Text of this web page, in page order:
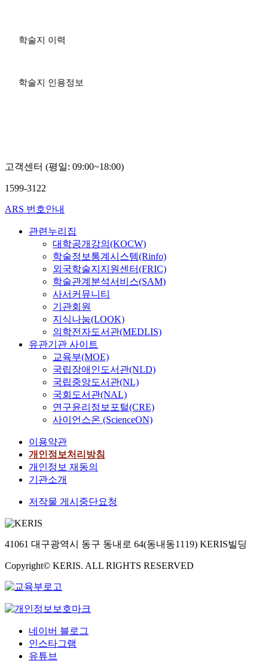
학술지 이력
학술지 인용정보
고객센터 (평일: 09:00~18:00)
1599-3122
ARS 번호안내
관련누리집
대학공개강의(KOCW)
학술정보통계시스템(Rinfo)
외국학술지지원센터(FRIC)
학술관계분석서비스(SAM)
사서커뮤니티
기관회원
지식나눔(LOOK)
의학전자도서관(MEDLIS)
유관기관 사이트
교육부(MOE)
국립장애인도서관(NLD)
국립중앙도서관(NL)
국회도서관(NAL)
연구윤리정보포털(CRE)
사이언스온 (ScienceON)
이용약관
개인정보처리방침
개인정보 재동의
기관소개
저작물 게시중단요청
41061 대구광역시 동구 동내로 64(동내동1119) KERIS빌딩
Copyright© KERIS. ALL RIGHTS RESERVED
네이버 블로그
인스타그램
유튜브